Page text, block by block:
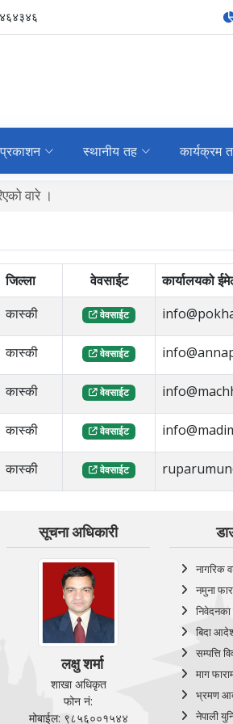
प्रकाशन स्थानीय तह कार्यक्रम
वारे ।
जिल्ला वेवसाईट कार्यालयको
कास्की वेवसाईट
कास्की वेवसाईट
कास्की वेवसाईट
कास्की वेवसाईट
कास्की वेवसाईट
सूचना अधिकारी
लक्षु शर्मा
शाखा अधिकृत
फोन नं:
मोबाईल: ९८५६००१५४४
नागरिक
नमुना
निवेदनका
बिदा
सम्पत्ति
माग
भ्रमण
नेपाली